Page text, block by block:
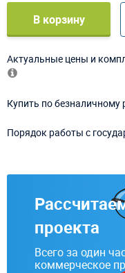
В корзину
Актуальные цены и
Купить по безналичному
Порядок работы с
проекта
Всего за один
коммерческое